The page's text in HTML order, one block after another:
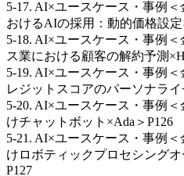
5-17. AI×ユースケース・事例
おけるAIの採用：動的価格設定
5-18. AI×ユースケース・事例
ス業における顧客の解約予測
5-19. AI×ユースケース・事例
レジットスコアのパーソナラ
5-20. AI×ユースケース・事例
けチャットボット×Ada＞P126
5-21. AI×ユースケース・事例
けロボティックプロセシングオ
P127